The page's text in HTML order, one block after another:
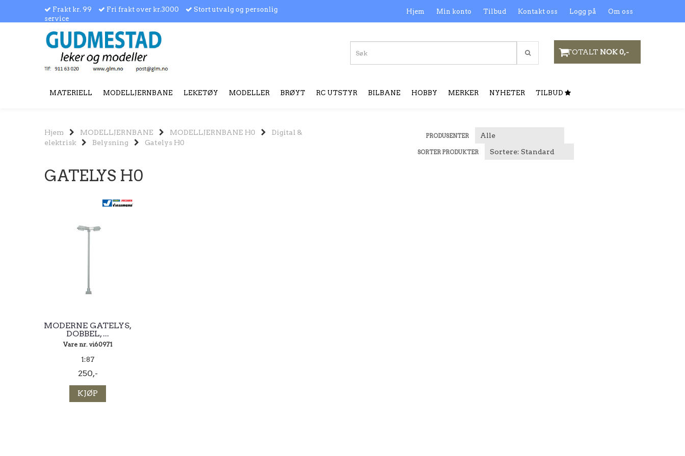
Frakt kr. 99 Fri frakt over kr.3000
Stort utvalg og personlig
service
Hjem Min konto Tilbud Kontakt oss Logg på Om oss
TOTALT NOK 0,-
MATERIELL MODELLJERNBANE LEKETØY MODELLER BRØYT RC UTSTYR BILBANE HOBBY MERKER NYHETER TILBUD
Hjem MODELLJERNBANE MODELLJERNBANE H0
Digital &
elektrisk
Belysning Gatelys H0
PRODUSENTER
SORTER PRODUKTER
GATELYS H0
MODERNE GATELYS,
DOBBEL, ...
Vare nr. vi60971
1:87
250,-
KJØP